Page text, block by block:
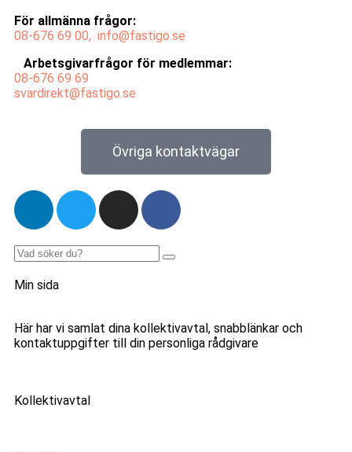
För allmänna frågor:
08-676 69 00, info@fastigo.se
Arbetsgivarfrågor för medlemmar:
08-676 69 69
svardirekt@fastigo.se
Övriga kontaktvägar
Min sida
Här har vi samlat dina kollektivavtal, snabblänkar och
kontaktuppgifter till din personliga rådgivare
Kollektivavtal